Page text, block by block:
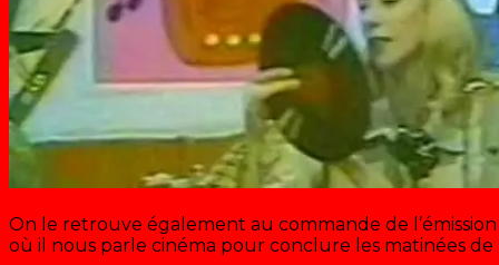
On le retrouve également au commande de
où il nous parle cinéma pour conclure les matinées de